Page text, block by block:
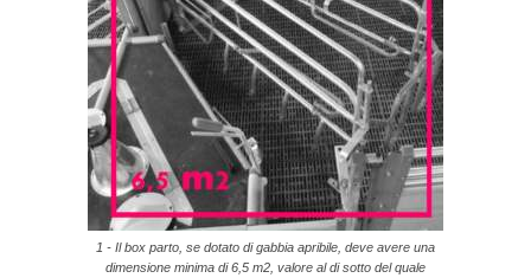
1 - Il box parto, se dotato di gabbia apribile, deve avere una
dimensione minima di 6,5 m2, valore al di sotto del quale